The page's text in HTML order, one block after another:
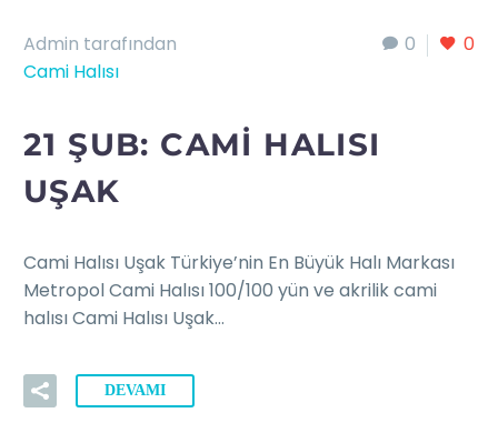
0 0
Admin tarafından
Cami Halısı
21 ŞUB: CAMI HALISI
UŞAK
Cami Halısı Uşak Türkiye’nin En Büyük Halı Markası
Metropol Cami Halısı 100/100 yün ve akrilik cami
halısı Cami Halısı Uşak…
DEVAMI